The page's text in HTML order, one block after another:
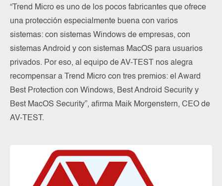
“Trend Micro es uno de los pocos fabricantes que ofrece
una protección especialmente buena con varios
sistemas: con sistemas Windows de empresas, con
sistemas Android y con sistemas MacOS para usuarios
privados. Por eso, al equipo de AV-TEST nos alegra
recompensar a Trend Micro con tres premios: el Award
Best Protection con Windows, Best Android Security y
Best MacOS Security”, afirma Maik Morgenstern, CEO de
AV-TEST.